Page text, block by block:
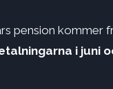
pension kommer
i juni